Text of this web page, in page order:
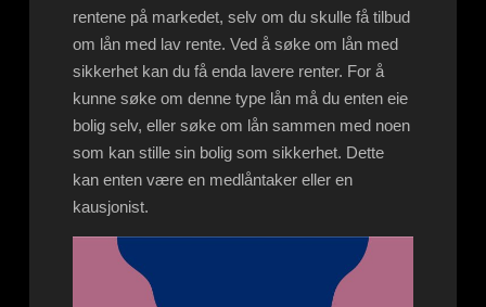
rentene på markedet, selv om du skulle få tilbud
om lån med lav rente. Ved å søke om lån med
sikkerhet kan du få enda lavere renter. For å
kunne søke om denne type lån må du enten eie
bolig selv, eller søke om lån sammen med noen
som kan stille sin bolig som sikkerhet. Dette
kan enten være en medlåntaker eller en
kausjonist.